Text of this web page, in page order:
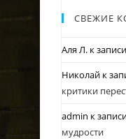
СВЕЖИЕ
Аля Л. к записи
Николай к
критики
admin к
мудрости